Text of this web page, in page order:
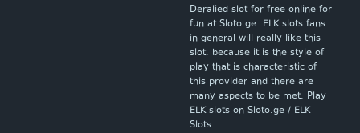
Deralied slot for free online for
fun at Sloto.ge. ELK slots fans
in general will really like this
slot, because it is the style of
play that is characteristic of
this provider and there are
many aspects to be met. Play
ELK slots on Sloto.ge / ELK
Slots.